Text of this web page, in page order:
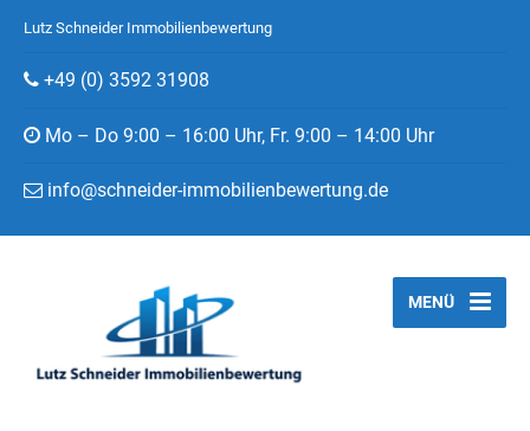
Lutz Schneider Immobilienbewertung
+49 (0) 3592 31908
Mo – Do 9:00 – 16:00 Uhr, Fr. 9:00 – 14:00 Uhr
info@schneider-immobilienbewertung.de
MENÜ